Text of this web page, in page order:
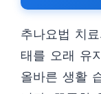
추나요법 치
태를 오래 유
올바른 생활